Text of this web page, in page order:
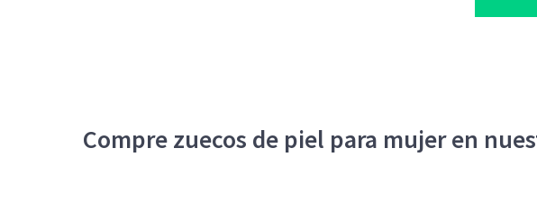
Compre zuecos de piel para mujer en